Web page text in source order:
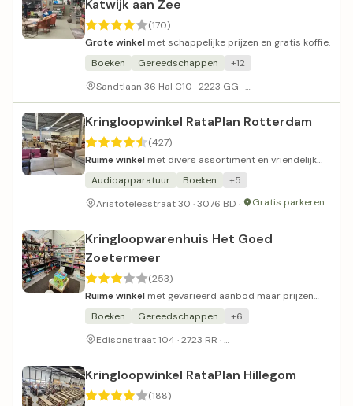
Katwijk aan Zee
(170)
Grote winkel met schappelijke prijzen en gratis koffie.
Boeken
Gereedschappen
+12
Sandtlaan 36 Hal C10 · 2223 GG ·
Kringloopwinkel RataPlan Rotterdam
(427)
Ruime winkel met divers assortiment en vriendelijk
personeel.
Audioapparatuur Boeken
+5
Aristotelesstraat 30 · 3076 BD ·
Gratis parkeren
Kringloopwarenhuis Het Goed
Zoetermeer
(253)
Ruime winkel met gevarieerd aanbod maar prijzen
boven kringloopniveau.
Boeken Gereedschappen
+6
Edisonstraat 104 · 2723 RR ·
Kringloopwinkel RataPlan Hillegom
(188)